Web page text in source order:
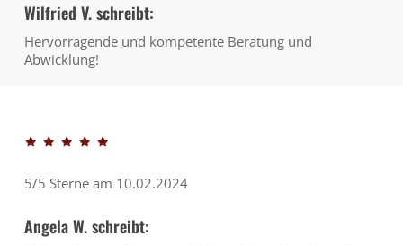
Wilfried V. schreibt:
Hervorragende und kompetente Beratung und
Abwicklung!
5/5 Sterne am 10.02.2024
Angela W. schreibt: